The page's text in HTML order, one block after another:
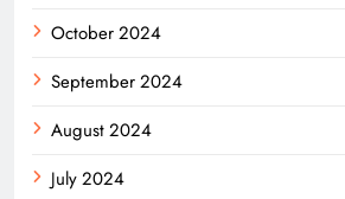
October 2024
September 2024
August 2024
July 2024